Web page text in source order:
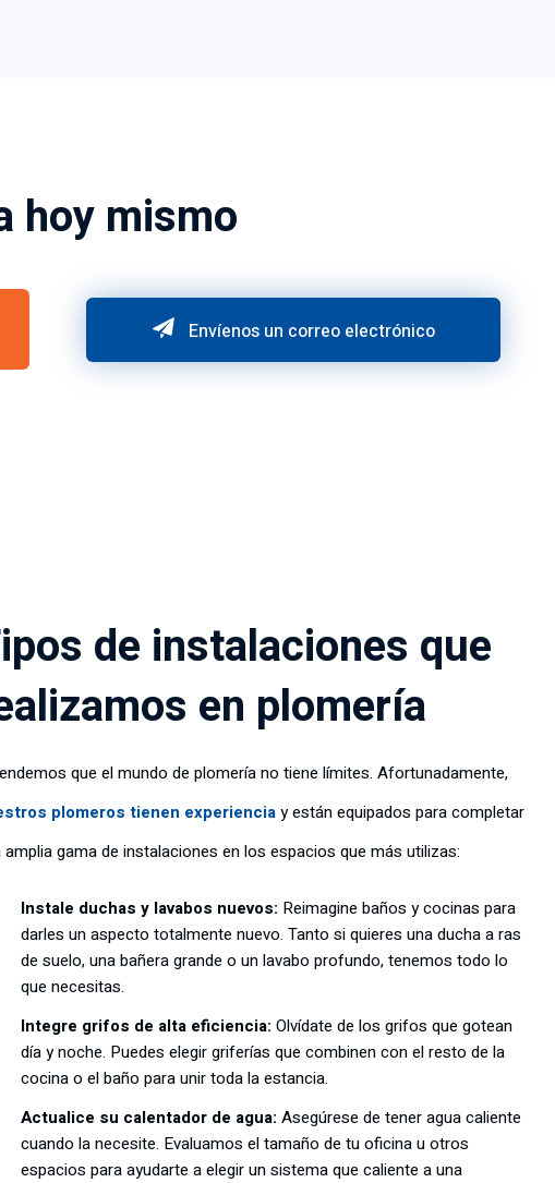
hoy mismo
Envíenos un correo electrónico
de instalaciones que
en plomería
que el mundo de plomería no tiene límites. Afortunadamente,
plomeros tienen experienciay están equipados para completar
amplia gama de instalaciones en los espacios que más utilizas:
Instale duchas y lavabos nuevos: Reimagine baños y cocinas para
darles un aspecto totalmente nuevo. Tanto si quieres una ducha a ras
de suelo, una bañera grande o un lavabo profundo, tenemos todo lo
que necesitas.
Integre grifos de alta eficiencia: Olvídate de los grifos que gotean
día y noche. Puedes elegir griferías que combinen con el resto de la
cocina o el baño para unir toda la estancia.
Actualice su calentador de agua: Asegúrese de tener agua caliente
cuando la necesite. Evaluamos el tamaño de tu oficina u otros
espacios para ayudarte a elegir un sistema que caliente a una